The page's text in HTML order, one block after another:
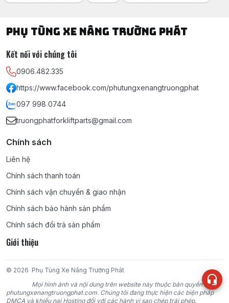
PHỤ TÙNG XE NÂNG TRƯỜNG PHÁT
Kết nối với chúng tôi
0906.482.335
https://www.facebook.com/phutungxenangtruongphat
097 998 0744
truongphatforkliftparts@gmail.com
Chính sách
Liên hệ
Chính sách thanh toán
Chính sách vận chuyển & giao nhận
Chính sách bảo hành sản phẩm
Chính sách đổi trả sản phẩm
Giới thiệu
© 2026 Phụ Tùng Xe Nâng Trường Phát
Mọi hình ảnh và nội dung trên website này thuộc bản quyền của
phutungxenangtruongphat.com. Chúng tôi đang thực hiện các biện pháp
DMCA và khiếu nại Hosting đối với các hành vi sao chép trái phép.